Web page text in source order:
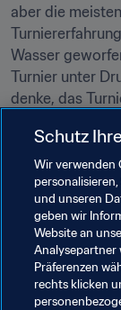
aber die
Wasser
Turnier unter
denke, das
derzeit so ihre
also eine
Entscheidend
davon
sein wird. Am
holen, dessen
Schutz
Wir verwenden
und unseren
geben wir
Website an
Analysepartner
Präferenzen
rechts klicken